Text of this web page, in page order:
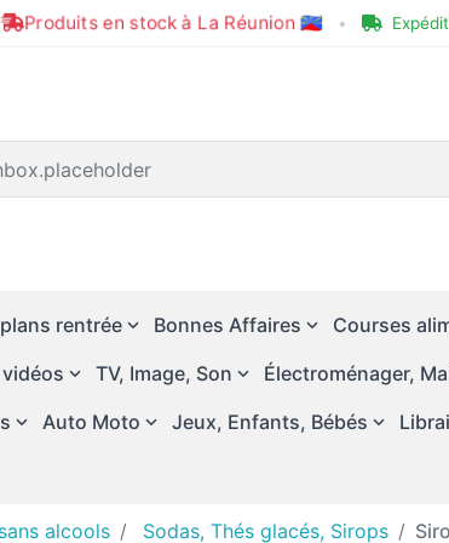
Produits en stock à La Réunion 🇷🇪 •
rentrée Bonnes Affaires Courses
TV, Image, Son Électroménager,
Auto Moto Jeux, Enfants, Bébés
alcools Sodas, Thés glacés, Sirops